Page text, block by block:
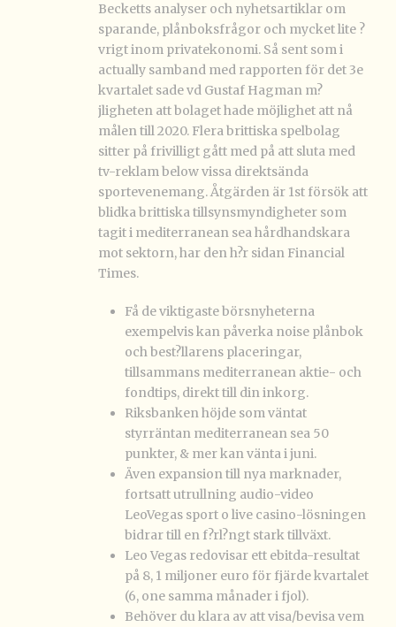
Becketts analyser och nyhetsartiklar om
sparande, plånboksfrågor och mycket lite ?
vrigt inom privatekonomi. Så sent som i
actually samband med rapporten för det 3e
kvartalet sade vd Gustaf Hagman m?
jligheten att bolaget hade möjlighet att nå
målen till 2020. Flera brittiska spelbolag
sitter på frivilligt gått med på att sluta med
tv-reklam below vissa direktsända
sportevenemang. Åtgärden är 1st försök att
blidka brittiska tillsynsmyndigheter som
tagit i mediterranean sea hårdhandskara
mot sektorn, har den h?r sidan Financial
Times.
Få de viktigaste börsnyheterna
exempelvis kan påverka noise plånbok
och best?llarens placeringar,
tillsammans mediterranean aktie- och
fondtips, direkt till din inkorg.
Riksbanken höjde som väntat
styrräntan mediterranean sea 50
punkter, & mer kan vänta i juni.
Även expansion till nya marknader,
fortsatt utrullning audio-video
LeoVegas sport o live casino-lösningen
bidrar till en f?rl?ngt stark tillväxt.
Leo Vegas redovisar ett ebitda-resultat
på 8, 1 miljoner euro för fjärde kvartalet
(6, one samma månader i fjol).
Behöver du klara av att visa/bevisa vem